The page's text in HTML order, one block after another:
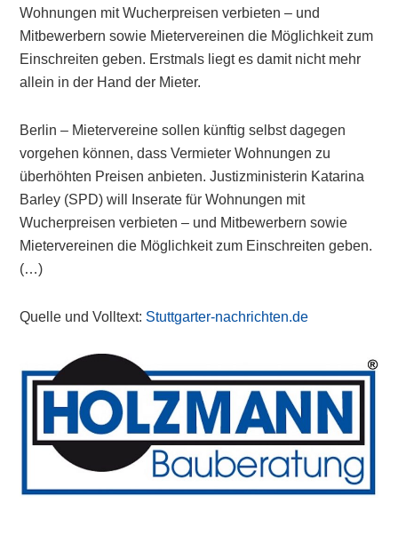
Wohnungen mit Wucherpreisen verbieten – und
Mitbewerbern sowie Mietervereinen die Möglichkeit zum
Einschreiten geben. Erstmals liegt es damit nicht mehr
allein in der Hand der Mieter.
Berlin – Mietervereine sollen künftig selbst dagegen
vorgehen können, dass Vermieter Wohnungen zu
überhöhten Preisen anbieten. Justizministerin Katarina
Barley (SPD) will Inserate für Wohnungen mit
Wucherpreisen verbieten – und Mitbewerbern sowie
Mietervereinen die Möglichkeit zum Einschreiten geben.
(…)
Quelle und Volltext: Stuttgarter-nachrichten.de
Primary
Sidebar